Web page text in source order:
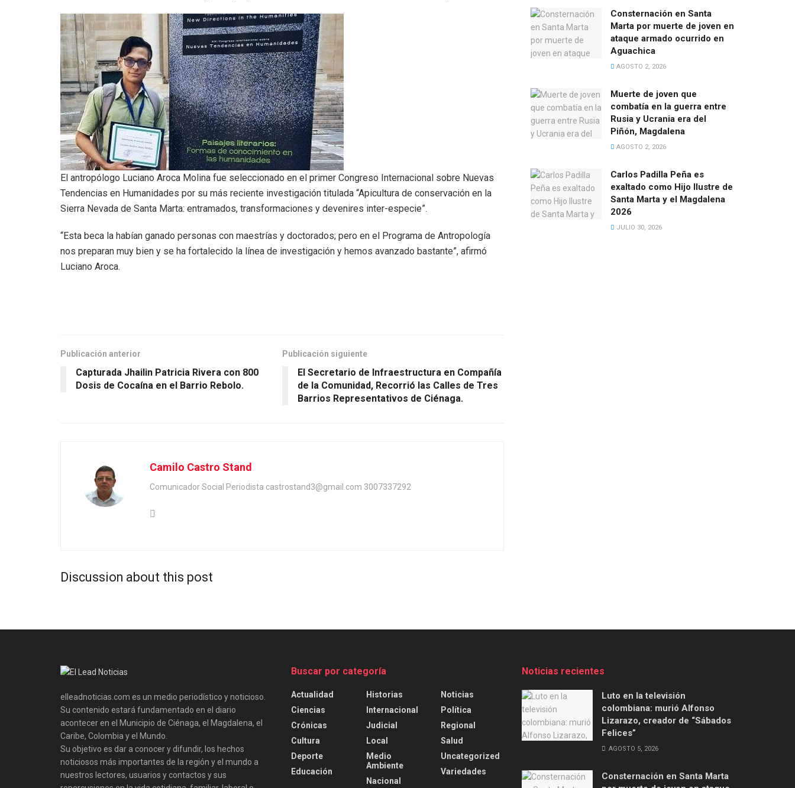
El antropólogo Luciano Aroca Molina fue seleccionado en el primer Congreso Internacional sobre Nuevas
Tendencias en Humanidades por su más reciente investigación titulada “Apicultura de conservación en la
Sierra Nevada de Santa Marta: entramados, transformaciones y devenires inter-especie”.
“Esta beca la habían ganado personas con maestrías y doctorados; pero en el Programa de Antropología
nos preparan muy bien y se ha fortalecido la línea de investigación y hemos avanzado bastante”, afirmó
Luciano Aroca.
Publicación anterior
Capturada Jhailin Patricia Rivera con 800
Dosis de Cocaína en el Barrio Rebolo.
Publicación siguiente
El Secretario de Infraestructura en Compañía
de la Comunidad, Recorrió las Calles de Tres
Barrios Representativos de Ciénaga.
Camilo Castro Stand
Comunicador Social Periodista castrostand3@gmail.com 3007337292
Discussion about this post
Consternación en Santa
Marta por muerte de joven en
ataque armado ocurrido en
Aguachica
AGOSTO 2, 2026
Muerte de joven que
combatía en la guerra entre
Rusia y Ucrania era del
Piñón, Magdalena
AGOSTO 2, 2026
Carlos Padilla Peña es
exaltado como Hijo Ilustre de
Santa Marta y el Magdalena
2026
JULIO 30, 2026
elleadnoticias.com es un medio periodístico y noticioso.
Su contenido estará fundamentado en el diario
acontecer en el Municipio de Ciénaga, el Magdalena, el
Caribe, Colombia y el Mundo.
Su objetivo es dar a conocer y difundir, los hechos
noticiosos más importantes de la región y el mundo a
nuestros lectores, usuarios y contactos y sus
Buscar por categoría
Actualidad
Ciencias
Crónicas
Cultura
Deporte
Educación
Historias
Internacional
Judicial
Local
Medio
Ambiente
Nacional
Noticias
Política
Regional
Salud
Uncategorized
Variedades
Noticias recientes
Luto en la televisión
colombiana: murió Alfonso
Lizarazo, creador de “Sábados
Felices”
AGOSTO 5, 2026
Consternación en Santa Marta